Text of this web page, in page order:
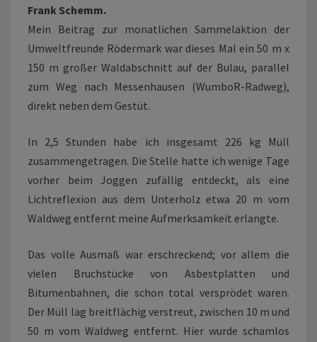
Frank Schemm.
Mein Beitrag zur monatlichen Sammelaktion der
Umweltfreunde Rödermark war dieses Mal ein 50 m x
150 m großer Waldabschnitt auf der Bulau, parallel
zum Weg nach Messenhausen (WumboR-Radweg),
direkt neben dem Gestüt.
In 2,5 Stunden habe ich insgesamt 226 kg Müll
zusammengetragen. Die Stelle hatte ich wenige Tage
vorher beim Joggen zufällig entdeckt, als eine
Lichtreflexion aus dem Unterholz etwa 20 m vom
Waldweg entfernt meine Aufmerksamkeit erlangte.
Das volle Ausmaß war erschreckend; vor allem die
vielen Bruchstücke von Asbestplatten und
Bitumenbahnen, die schon total versprödet waren.
Der Müll lag breitflächig verstreut, zwischen 10 m und
50 m vom Waldweg entfernt. Hier wurde schamlos